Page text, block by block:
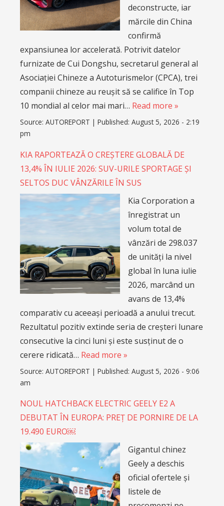
deconstructe, iar
mărcile din China
confirmă
expansiunea lor accelerată. Potrivit datelor
furnizate de Cui Dongshu, secretarul general al
Asociației Chineze a Autoturismelor (CPCA), trei
companii chineze au reușit să se califice în Top
10 mondial al celor mai mari… Read more »
Source: AUTOREPORT | Published: August 5, 2026 - 2:19
pm
KIA RAPORTEAZĂ O CREȘTERE GLOBALĂ DE
13,4% ÎN IULIE 2026: SUV-URILE SPORTAGE ȘI
SELTOS DUC VÂNZĂRILE ÎN SUS
Kia Corporation a
înregistrat un
volum total de
vânzări de 298.037
de unități la nivel
global în luna iulie
2026, marcând un
avans de 13,4%
comparativ cu aceeași perioadă a anului trecut.
Rezultatul pozitiv extinde seria de creșteri lunare
consecutive la cinci luni și este susținut de o
cerere ridicată… Read more »
Source: AUTOREPORT | Published: August 5, 2026 - 9:06
am
NOUL HATCHBACK ELECTRIC GEELY E2 A
DEBUTAT ÎN EUROPA: PREȚ DE PORNIRE DE LA
19.490 EURO￼
Gigantul chinez
Geely a deschis
oficial ofertele și
listele de